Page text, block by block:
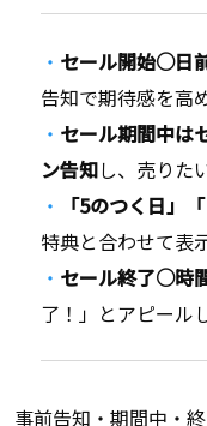
セール開始○日
告知で期待感を高
セール期間中は
ン告知し、売りた
「5のつく日」
特典と合わせて表
セール終了○時
了！」とアピール
事前告知・期間中・